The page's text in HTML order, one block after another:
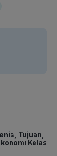
Tujuan,
Kelas